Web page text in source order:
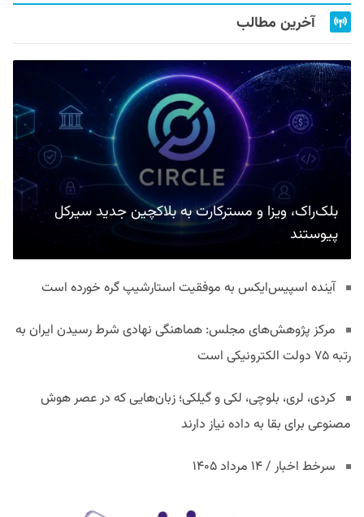
آخرین مطالب
بلک‌راک، ویزا و مسترکارت به بلاکچین جدید سیرکل
پیوستند
آینده اسپیس‌ایکس به موفقیت استارشیپ گره خورده است
مرکز پژوهش‌های مجلس: هماهنگی نهادی شرط رسیدن ایران به
رتبه ۷۵ دولت الکترونیکی است
کردی، لری، بلوچی، لکی و گیلکی؛ زبان‌هایی که در عصر هوش
مصنوعی برای بقا به داده نیاز دارند
سرخط اخبار / ۱۴ مرداد ۱۴۰۵